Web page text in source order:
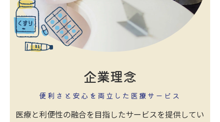
企業理念
便利さと安心を両立した医療サービス
医療と利便性の融合を目指したサービスを提供してい